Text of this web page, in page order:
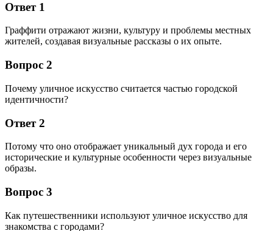
Ответ 1
Граффити отражают жизни, культуру и проблемы местных
жителей, создавая визуальные рассказы о их опыте.
Вопрос 2
Почему уличное искусство считается частью городской
идентичности?
Ответ 2
Потому что оно отображает уникальный дух города и его
исторические и культурные особенности через визуальные
образы.
Вопрос 3
Как путешественники используют уличное искусство для
знакомства с городами?